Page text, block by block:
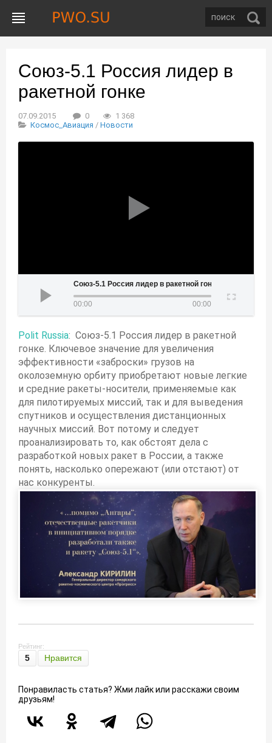
Союз-5.1 Россия лидер в
ракетной гонке
07.09.2015 0
1 368
Космос_Авиация / Новости
Союз-5.1 Россия лидер в ракетной гонке
00:00 00:00
Polit Russia: Союз-5.1 Россия лидер в ракетной
гонке. Ключевое значение для увеличения
эффективности «заброски» грузов на
околоземную орбиту приобретают новые легкие
и средние ракеты-носители, применяемые как
для пилотируемых миссий, так и для выведения
спутников и осуществления дистанционных
научных миссий. Вот потому и следует
проанализировать то, как обстоят дела с
разработкой новых ракет в России, а также
понять, насколько опережают (или отстают) от
нас конкуренты.
Рейтинг:
5 Нравится
Понравиласть статья? Жми лайк или расскажи своим
друзьям!